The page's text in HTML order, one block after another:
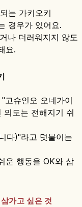
는 가키오키
경우가 있어요.
나 더러워지지 않도
요.
고슈인오 오네가이
도는 전해지기 쉬
다)"라고 덧붙이는
운 행동을 OK와 삼
삼가고 싶은 것